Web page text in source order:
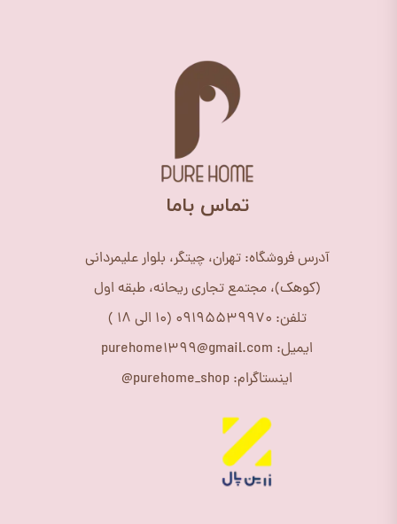
​تماس باما
آدرس فروشگاه: تهران، چیتگر، بلوار علیمردانی
(کوهک)، مجتمع تجاری ریحانه، طبقه اول
تلفن: 09195539970 (10 الی 18 )
ایمیل: purehome1399@gmail.com
اینستاگرام: purehome_shop@